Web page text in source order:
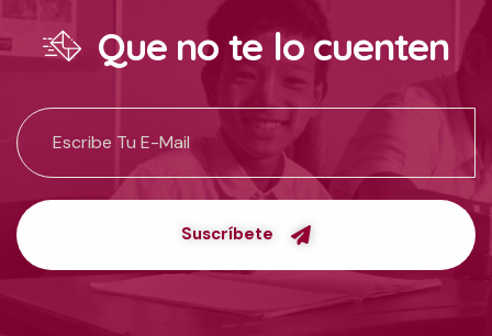
Que no te lo cuenten
Suscríbete